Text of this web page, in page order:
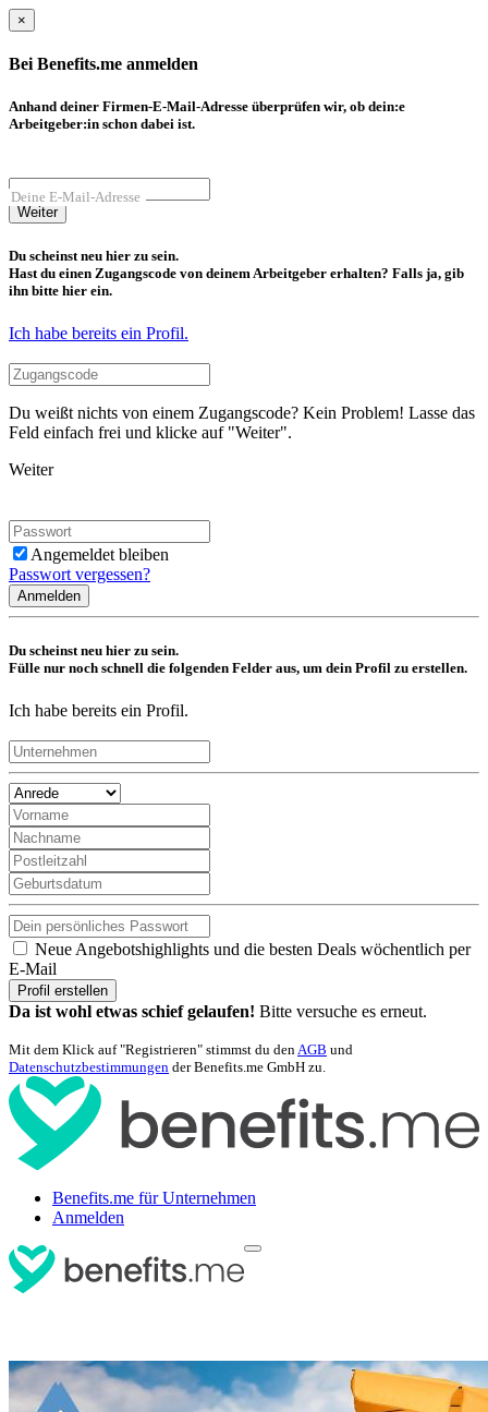
×
Bei Benefits.me anmelden
Anhand deiner Firmen-E-Mail-Adresse überprüfen wir, ob dein:e
Arbeitgeber:in schon dabei ist.
Deine E-Mail-Adresse
Weiter
Du scheinst neu hier zu sein.
Hast du einen Zugangscode von deinem Arbeitgeber erhalten? Falls ja, gib
ihn bitte hier ein.
Ich habe bereits ein Profil.
Du weißt nichts von einem Zugangscode? Kein Problem! Lasse das
Feld einfach frei und klicke auf "Weiter".
Weiter
Angemeldet bleiben
Passwort vergessen?
Anmelden
Du scheinst neu hier zu sein.
Fülle nur noch schnell die folgenden Felder aus, um dein Profil zu erstellen.
Ich habe bereits ein Profil.
Neue Angebotshighlights und die besten Deals wöchentlich per
E-Mail
Profil erstellen
Da ist wohl etwas schief gelaufen! Bitte versuche es erneut.
Mit dem Klick auf "Registrieren" stimmst du denAGB und
Datenschutzbestimmungen der Benefits.me GmbH zu.
Benefits.me für Unternehmen
Anmelden